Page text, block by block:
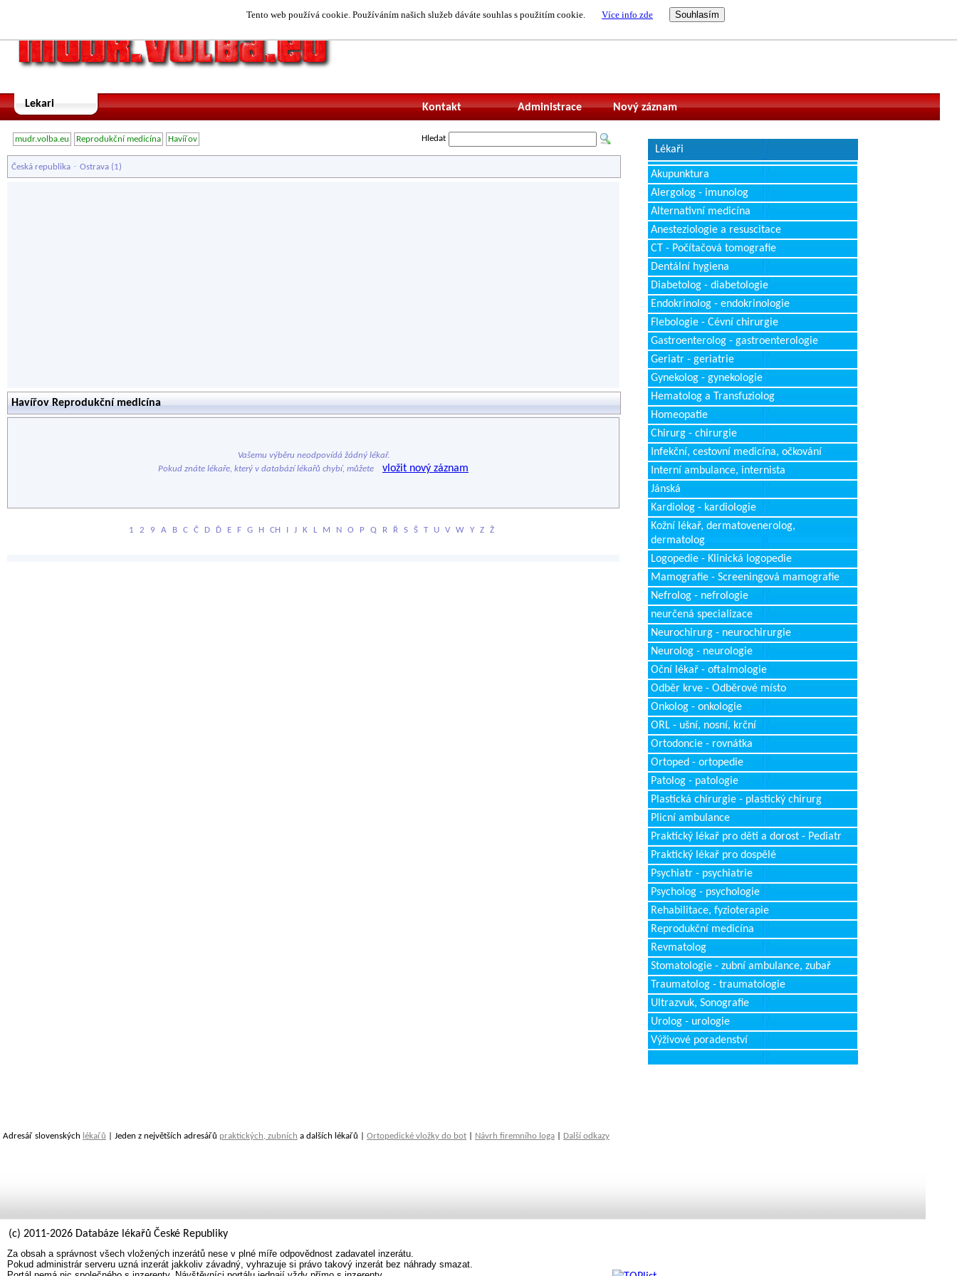
Tento web používá cookie. Používáním našich služeb dáváte souhlas s použitím cookie. Více info zde
Lekari Nový záznam
Administrace
Kontakt
mudr.volba.eu Reprodukční medicína Havířov Hledat
Česká republika - Ostrava (1)
Havířov Reprodukční medicína
Vašemu výběru neodpovídá žádný lékař.
Pokud znáte lékaře, který v databází lékařů chybí, můžete
vložit nový záznam
1 2 9 A B C Č D Ď E F G H CH I J K L M N O P Q R Ř S Š T U V W Y Z Ž
Lékaři
Akupunktura
Alergolog - imunolog
Alternativní medicína
Anesteziologie a resuscitace
CT - Počítačová tomografie
Dentální hygiena
Diabetolog - diabetologie
Endokrinolog - endokrinologie
Flebologie - Cévní chirurgie
Gastroenterolog - gastroenterologie
Geriatr - geriatrie
Gynekolog - gynekologie
Hematolog a Transfuziolog
Homeopatie
Chirurg - chirurgie
Infekční, cestovní medicína, očkování
Interní ambulance, internista
Jánská
Kardiolog - kardiologie
Kožní lékař, dermatovenerolog,
dermatolog
Logopedie - Klinická logopedie
Mamografie - Screeningová mamografie
Nefrolog - nefrologie
neurčená specializace
Neurochirurg - neurochirurgie
Neurolog - neurologie
Oční lékař - oftalmologie
Odběr krve - Odběrové místo
Onkolog - onkologie
ORL - ušní, nosní, krční
Ortodoncie - rovnátka
Ortoped - ortopedie
Patolog - patologie
Plastická chirurgie - plastický chirurg
Plicní ambulance
Praktický lékař pro děti a dorost - Pediatr
Praktický lékař pro dospělé
Psychiatr - psychiatrie
Psycholog - psychologie
Rehabilitace, fyzioterapie
Reprodukční medicína
Revmatolog
Stomatologie - zubní ambulance, zubař
Traumatolog - traumatologie
Ultrazvuk, Sonografie
Urolog - urologie
Výživové poradenství
Adresář slovenských lékařů | Jeden z největších adresářů praktických, zubních a dalších lékařů | Ortopedické vložky do bot Návrh firemního loga Další odkazy
(c) 2011-2026 Databáze lékařů České Republiky
Za obsah a správnost všech vložených inzerátů nese v plné míře odpovědnost zadavatel inzerátu.
Pokud administrár serveru uzná inzerát jakkoliv závadný, vyhrazuje si právo takový inzerát bez náhrady smazat.